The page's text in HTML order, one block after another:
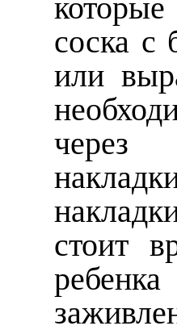
соска с
или
через
стоит